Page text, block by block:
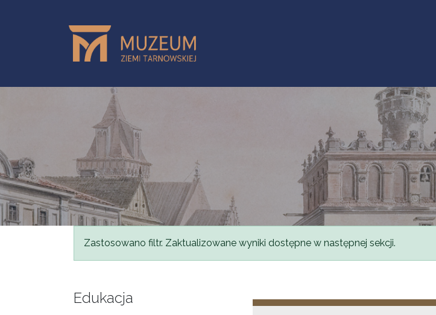
Komunikat
Zastosowano filtr. Zaktualizowane wyniki dostępne w następnej sekcji.
Edukacja